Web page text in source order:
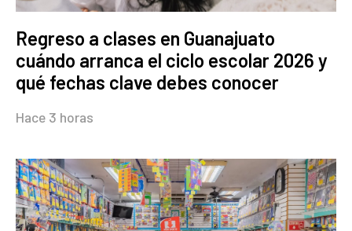
Regreso a clases en Guanajuato
cuándo arranca el ciclo escolar 2026 y
qué fechas clave debes conocer
Hace 3 horas